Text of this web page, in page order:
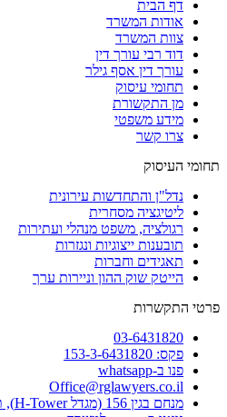
דף הבית
אודות המשרד
צוות המשרד
דוד רבי עורך דין
עורך דין אסף גילר
תחומי עיסוק
מן התקשורת
מידע משפטי
צרו קשר
תחומי העיסוק
נדל"ן והתחדשות עירונית
ליטיגציה מסחרית
רגולציה, משפט מנהלי ועתירות
תובענות ייצוגיות ונגזרות
תאגידים וחברות
הייטק שוק ההון וניירות ערך
פרטי התקשרות
03-6431820
פקס: 153-3-6431820
פנו ב-whatsapp
Office@rglawyers.co.il
מנחם בגין 156 (מגדל H-Tower), תל-אביב 6492108